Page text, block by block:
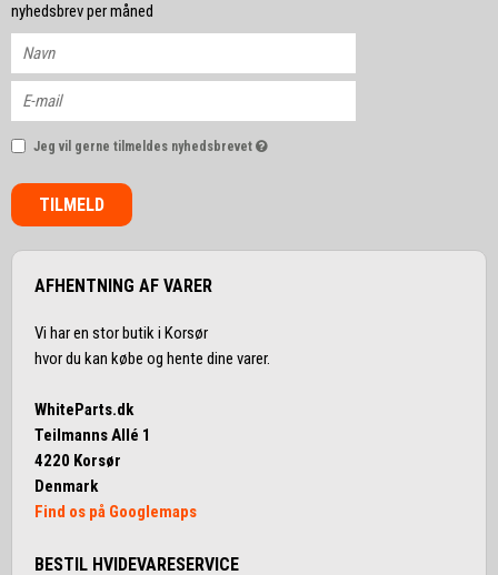
nyhedsbrev per måned
Jeg vil gerne tilmeldes nyhedsbrevet
TILMELD
AFHENTNING AF VARER
Vi har en stor butik i Korsør
hvor du kan købe og hente dine varer.
WhiteParts.dk
Teilmanns Allé 1
4220 Korsør
Denmark
Find os på Googlemaps
BESTIL HVIDEVARESERVICE